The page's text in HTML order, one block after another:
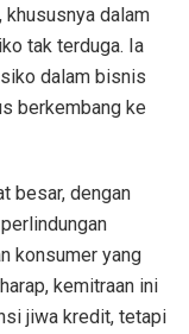
khususnya dalam
tak terduga. Ia
dalam bisnis
berkembang ke
besar, dengan
konsumer yang
kemitraan ini
jiwa kredit, tetapi